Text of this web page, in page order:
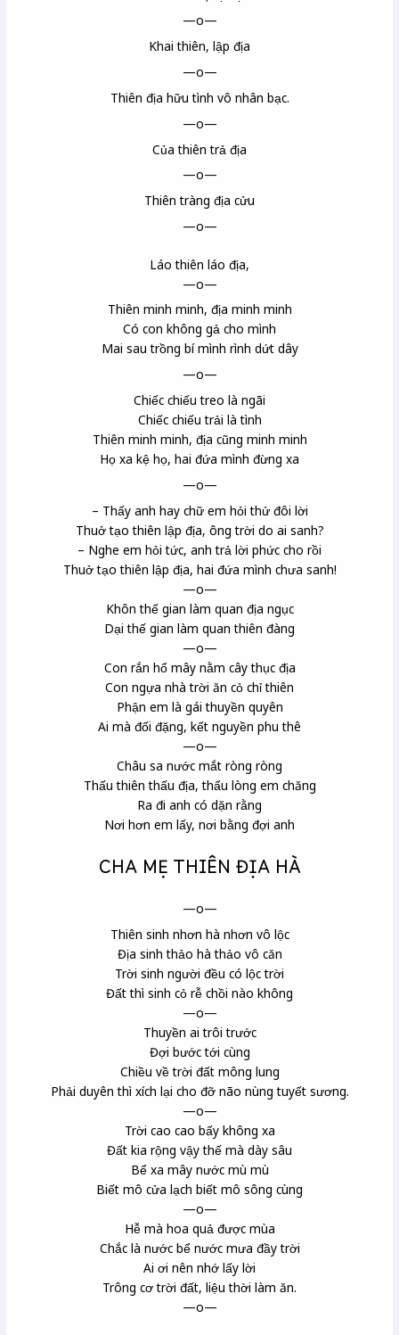
—o—
Khai thiên, lập địa
—o—
Thiên địa hữu tình vô nhân bạc.
—o—
Của thiên trả địa
—o—
Thiên tràng địa cửu
—o—
Láo thiên láo địa,
—o—
Thiên minh minh, địa minh minh
Có con không gả cho mình
Mai sau trồng bí mình rình dứt dây
—o—
Chiếc chiếu treo là ngãi
Chiếc chiếu trải là tình
Thiên minh minh, địa cũng minh minh
Họ xa kệ họ, hai đứa mình đừng xa
—o—
– Thấy anh hay chữ em hỏi thử đôi lời
Thuở tạo thiên lập địa, ông trời do ai sanh?
– Nghe em hỏi tức, anh trả lời phức cho rồi
Thuở tạo thiên lập địa, hai đứa mình chưa sanh!
—o—
Khôn thế gian làm quan địa ngục
Dại thế gian làm quan thiên đàng
—o—
Con rắn hổ mây nằm cây thục địa
Con ngựa nhà trời ăn cỏ chỉ thiên
Phận em là gái thuyền quyên
Ai mà đối đặng, kết nguyền phu thê
—o—
Châu sa nước mắt ròng ròng
Thấu thiên thấu địa, thấu lòng em chăng
Ra đi anh có dặn rằng
Nơi hơn em lấy, nơi bằng đợi anh
CHA MẸ THIÊN ĐỊA HÀ
—o—
Thiên sinh nhơn hà nhơn vô lộc
Địa sinh thảo hà thảo vô căn
Trời sinh người đều có lộc trời
Đất thì sinh cỏ rễ chồi nào không
—o—
Thuyền ai trôi trước
Đợi bước tới cùng
Chiều về trời đất mông lung
Phải duyên thì xích lại cho đỡ não nùng tuyết sương.
—o—
Trời cao cao bấy không xa
Đất kia rộng vậy thế mà dày sâu
Bể xa mây nước mù mù
Biết mô cửa lạch biết mô sông cùng
—o—
Hễ mà hoa quả được mùa
Chắc là nước bể nước mưa đầy trời
Ai ơi nên nhớ lấy lời
Trông cơ trời đất, liệu thời làm ăn.
—o—